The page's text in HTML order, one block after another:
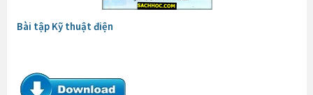
Bài tập Kỹ thuật điện